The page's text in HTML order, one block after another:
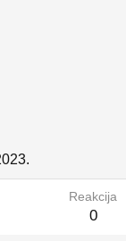
Reakcija
0